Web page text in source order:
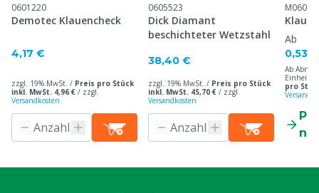
0601220
Demotec Klauencheck
4,17 €
zzgl. 19% MwSt. / Preis pro Stück
inkl. MwSt. 4,96 € / zzgl.
Versandkosten
0605523
Dick Diamant
beschichteter Wetzstahl
38,40 €
zzgl. 19% MwSt. / Preis pro Stück
inkl. MwSt. 45,70 € / zzgl.
Versandkosten
Ab
0,53 €
Ab
pro